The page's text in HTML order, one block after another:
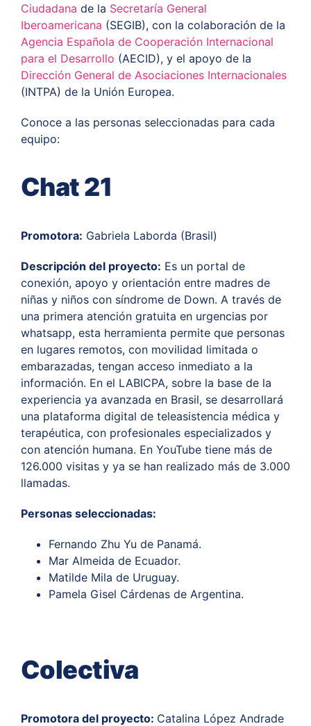
Ciudadana de la Secretaría General
Iberoamericana (SEGIB), con la colaboración de la
Agencia Española de Cooperación Internacional
para el Desarrollo (AECID), y el apoyo de la
Dirección General de Asociaciones Internacionales
(INTPA) de la Unión Europea.
Conoce a las personas seleccionadas para cada
equipo:
Chat 21
Promotora: Gabriela Laborda (Brasil)
Descripción del proyecto: Es un portal de
conexión, apoyo y orientación entre madres de
niñas y niños con síndrome de Down. A través de
una primera atención gratuita en urgencias por
whatsapp, esta herramienta permite que personas
en lugares remotos, con movilidad limitada o
embarazadas, tengan acceso inmediato a la
información. En el LABICPA, sobre la base de la
experiencia ya avanzada en Brasil, se desarrollará
una plataforma digital de teleasistencia médica y
terapéutica, con profesionales especializados y
con atención humana. En YouTube tiene más de
126.000 visitas y ya se han realizado más de 3.000
llamadas.
Personas seleccionadas:
Fernando Zhu Yu de Panamá.
Mar Almeida de Ecuador.
Matilde Mila de Uruguay.
Pamela Gisel Cárdenas de Argentina.
Colectiva
Promotora del proyecto: Catalina López Andrade